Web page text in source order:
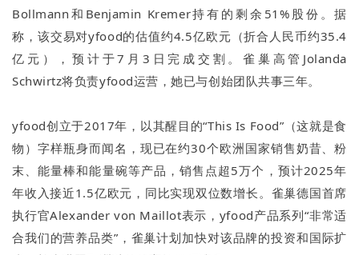
Bollmann和Benjamin Kremer持有的剩余51%股份。据
称，该交易对yfood的估值约4.5亿欧元（折合人民币约35.4
亿元），预计于7月3日完成交割。雀巢高管Jolanda
Schwirtz将负责yfood运营，她已与创始团队共事三年。
yfood创立于2017年，以其醒目的“This Is Food”（这就是食
物）字样瓶身而闻名，现已在约30个欧洲国家销售奶昔、粉
末、能量棒和能量碗等产品，销售点超5万个，预计2025年
年收入接近1.5亿欧元，同比实现双位数增长。雀巢德国首席
执行官Alexander von Maillot表示，yfood产品系列“非常适
合我们的营养品类”，雀巢计划加快对该品牌的投资和国际扩